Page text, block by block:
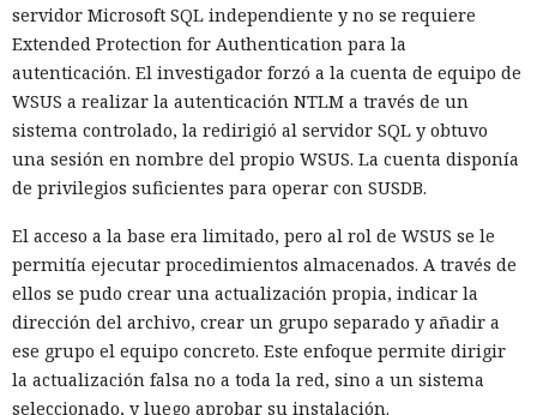
servidor Microsoft SQL independiente y no se requiere
Extended Protection for Authentication para la
autenticación. El investigador forzó a la cuenta de equipo de
WSUS a realizar la autenticación NTLM a través de un
sistema controlado, la redirigió al servidor SQL y obtuvo
una sesión en nombre del propio WSUS. La cuenta disponía
de privilegios suficientes para operar con SUSDB.
El acceso a la base era limitado, pero al rol de WSUS se le
permitía ejecutar procedimientos almacenados. A través de
ellos se pudo crear una actualización propia, indicar la
dirección del archivo, crear un grupo separado y añadir a
ese grupo el equipo concreto. Este enfoque permite dirigir
la actualización falsa no a toda la red, sino a un sistema
seleccionado, y luego aprobar su instalación.